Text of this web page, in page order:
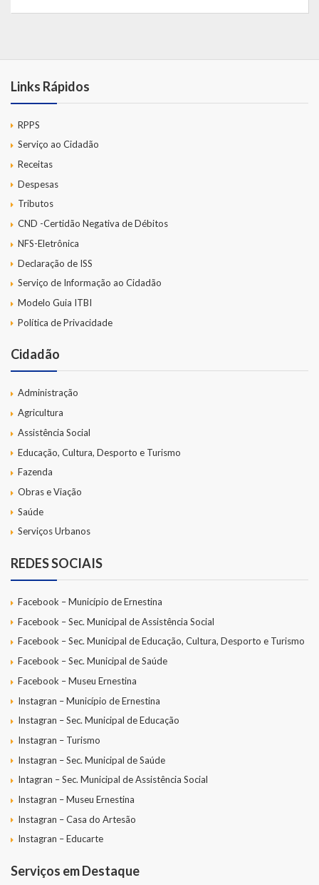
Links Rápidos
RPPS
Serviço ao Cidadão
Receitas
Despesas
Tributos
CND -Certidão Negativa de Débitos
NFS-Eletrônica
Declaração de ISS
Serviço de Informação ao Cidadão
Modelo Guia ITBI
Política de Privacidade
Cidadão
Administração
Agricultura
Assistência Social
Educação, Cultura, Desporto e Turismo
Fazenda
Obras e Viação
Saúde
Serviços Urbanos
REDES SOCIAIS
Facebook – Município de Ernestina
Facebook – Sec. Municipal de Assistência Social
Facebook – Sec. Municipal de Educação, Cultura, Desporto e Turismo
Facebook – Sec. Municipal de Saúde
Facebook – Museu Ernestina
Instagran – Município de Ernestina
Instagran – Sec. Municipal de Educação
Instagran – Turismo
Instagran – Sec. Municipal de Saúde
Intagran – Sec. Municipal de Assistência Social
Instagran – Museu Ernestina
Instagran – Casa do Artesão
Instagran – Educarte
Serviços em Destaque